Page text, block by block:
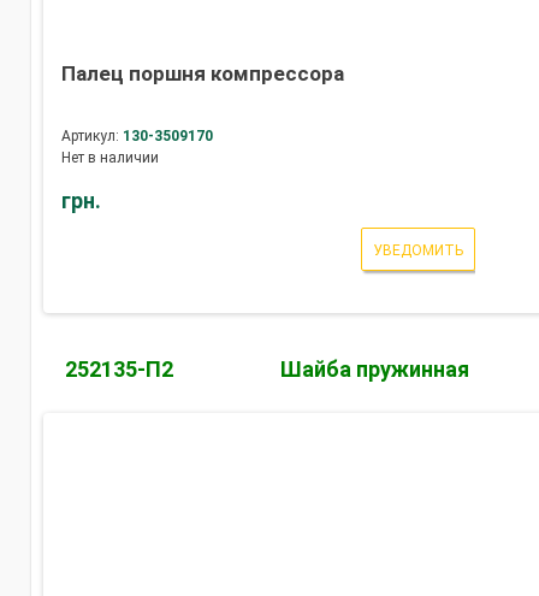
Палец поршня компрессора
Артикул: 130-3509170
Нет в наличии
грн.
УВЕДОМИТЬ
252135-П2 Шайба пружинная